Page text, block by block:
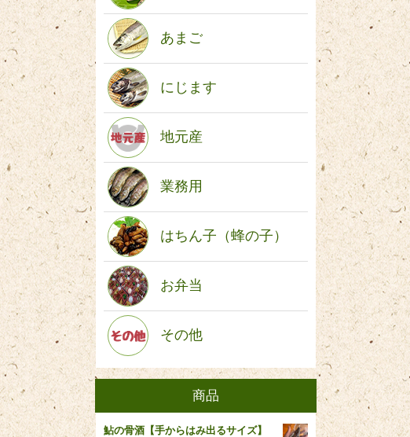
あまご
にじます
地元産
業務用
はちん子（蜂の子）
お弁当
その他
商品
鮎の骨酒【手からはみ出るサイズ】